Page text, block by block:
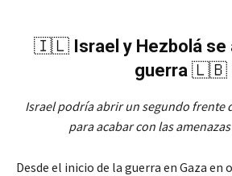
🇮🇱 Israel y Hezbolá se
guerra 🇱🇧
Israel podría abrir un segundo frente
para acabar con las
Desde el inicio de la guerra en Gaza en